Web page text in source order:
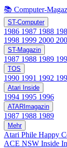
📚 Computer-
ST-Computer
1986 1987 1988
1998 1999 2000
ST-Magazin
1987 1988 1989
TOS
1990 1991 1992
Atari Inside
1994 1995 1996
ATARImagazin
1987 1988 1989
Mehr
Atari Phile Happy
ACE NSW Inside